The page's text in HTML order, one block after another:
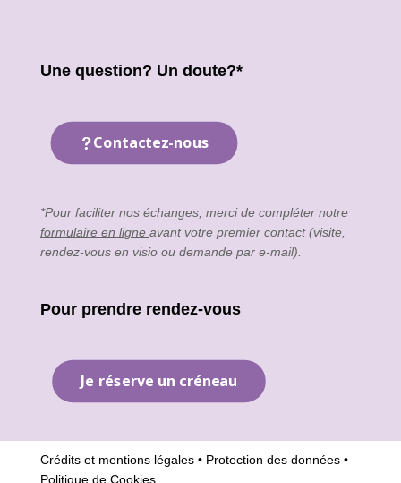
Une question? Un doute?*
Contactez-nous
*Pour faciliter nos échanges, merci de compléter notre
formulaire en ligne avant votre premier contact (visite,
rendez-vous en visio ou demande par e-mail).
Pour prendre rendez-vous
Je réserve un créneau
Crédits et mentions légales • Protection des données •
Politique de Cookies